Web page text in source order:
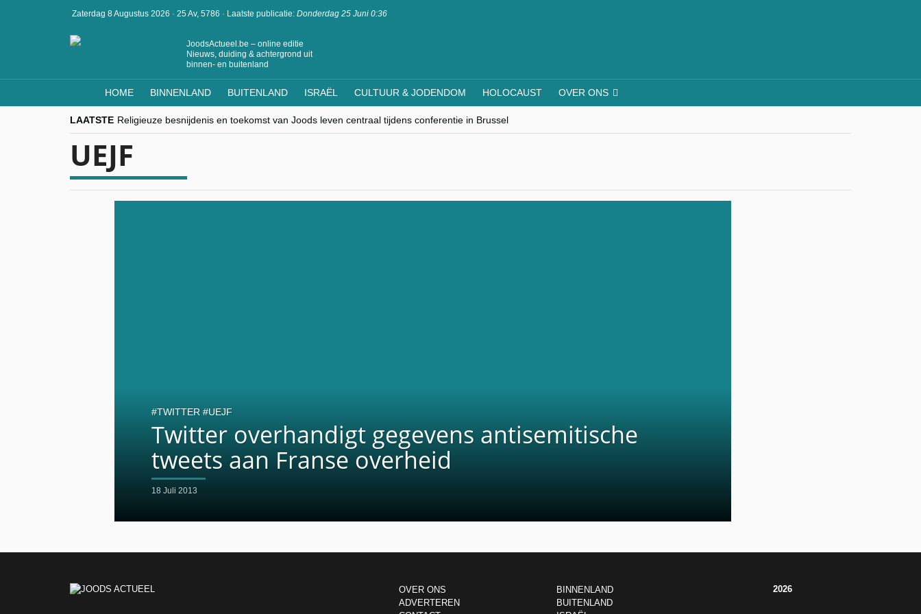
Zaterdag 8 Augustus 2026 · 25 Av, 5786 · Laatste publicatie: Donderdag 25 Juni 0:36
JoodsActueel.be – online editie
Nieuws, duiding & achtergrond uit
binnen- en buitenland
HOME BINNENLAND BUITENLAND ISRAËL CULTUUR & JODENDOM HOLOCAUST OVER ONS
LAATSTE Religieuze besnijdenis en toekomst van Joods leven centraal tijdens conferentie in Brussel
“Besnijdenisdebat toont hoe moeilijk seculiere Westen minderheden begrijpt”, Jinnih Beels (Vooruit)
CITYTRIP | ROEMENIË – Boekarest: de verrassing van Oost-Europa
“Vandaag zit elke Jood in België op de beklaagdenbank”
goKosher lanceert nieuwe website en samenwerking met Mishpacha voor kosher travel en simchas wereldwijd
UEJF
Twitter overhandigt gegevens antisemitische
tweets aan Franse overheid
18 Juli 2013
TWITTER UEJF
OVER ONS
ADVERTEREN
BINNENLAND
BUITENLAND
2026